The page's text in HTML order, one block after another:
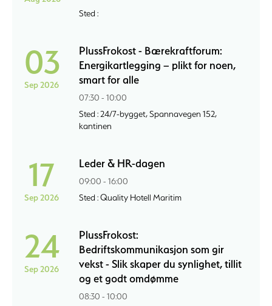
Sted :
03
Sep 2026
PlussFrokost - Bærekraftforum:
Energikartlegging – plikt for noen,
smart for alle
07:30 - 10:00
Sted : 24/7-bygget, Spannavegen 152,
kantinen
17
Sep 2026
Leder & HR-dagen
09:00 - 16:00
Sted : Quality Hotell Maritim
24
Sep 2026
PlussFrokost:
Bedriftskommunikasjon som gir
vekst - Slik skaper du synlighet, tillit
og et godt omdømme
08:30 - 10:00